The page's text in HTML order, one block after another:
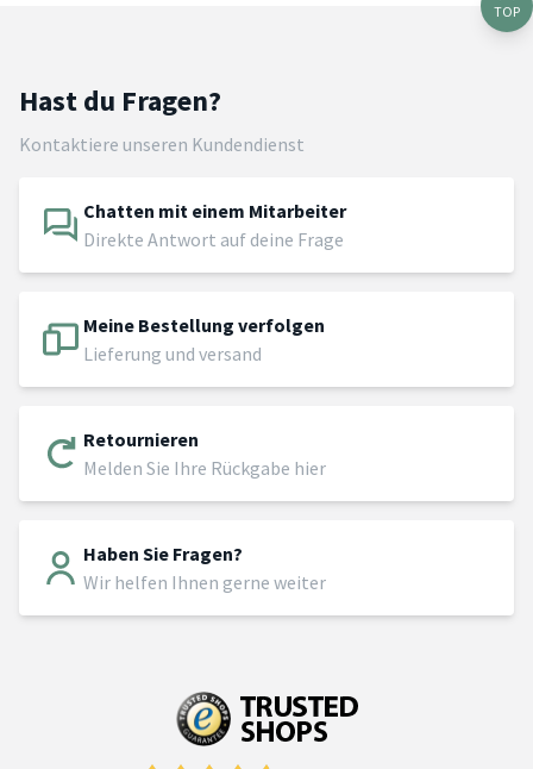
TOP
Hast du Fragen?
Kontaktiere unseren Kundendienst
Chatten mit einem Mitarbeiter
Direkte Antwort auf deine Frage
Meine Bestellung verfolgen
Lieferung und versand
Retournieren
Melden Sie Ihre Rückgabe hier
Haben Sie Fragen?
Wir helfen Ihnen gerne weiter